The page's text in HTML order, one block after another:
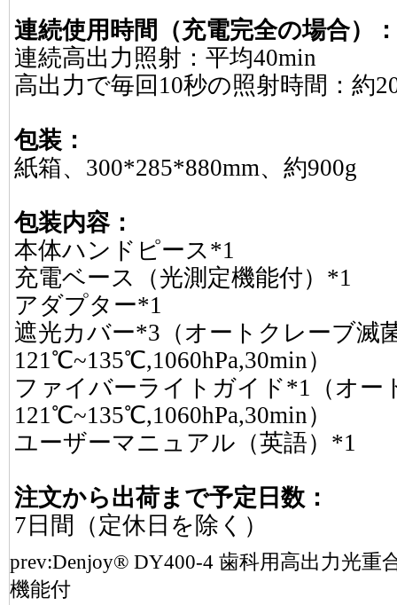
連続使用時間（充電完全の場合）：
連続高出力照射：平均40min
高出力で毎回10秒の照射時間：約
包装：
紙箱、300*285*880mm、約900g
包装内容：
本体ハンドピース*1
充電ベース（光測定機能付）*1
アダプター*1
遮光カバー*3（オートクレーブ滅
121℃~135℃,1060hPa,30min）
ファイバーライトガイド*1（オー
121℃~135℃,1060hPa,30min）
ユーザーマニュアル（英語）*1
注文から出荷まで予定日数：
7日間（定休日を除く）
prev:Denjoy® DY400-4 歯科用高出力光重
機能付